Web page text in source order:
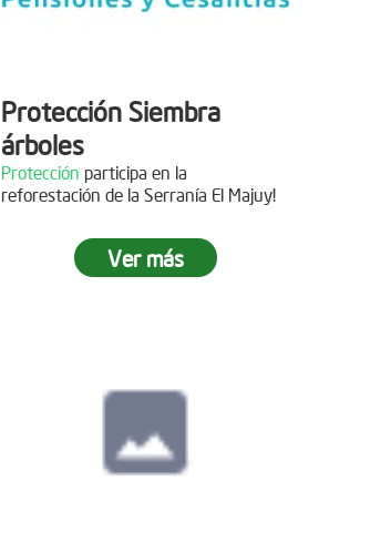
Protección Siembra
árboles
Protección participa en la
reforestación de la Serranía El Majuy!
Ver más